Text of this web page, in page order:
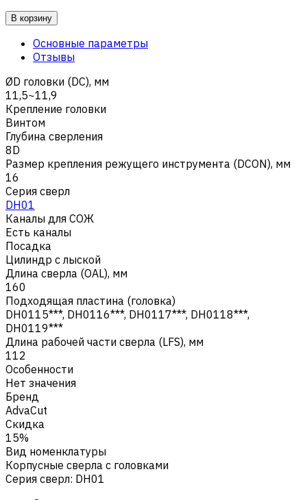
В корзину
Основные параметры
Отзывы
ØD головки (DC), мм
11,5~11,9
Крепление головки
Винтом
Глубина сверления
8D
Размер крепления режущего инструмента (DCON), мм
16
Серия сверл
DH01
Каналы для СОЖ
Есть каналы
Посадка
Цилиндр с лыской
Длина сверла (OAL), мм
160
Подходящая пластина (головка)
DH0115***, DH0116***, DH0117***, DH0118***,
DH0119***
Длина рабочей части сверла (LFS), мм
112
Особенности
Нет значения
Бренд
AdvaCut
Скидка
15%
Вид номенклатуры
Корпусные сверла с головками
Серия сверл: DH01